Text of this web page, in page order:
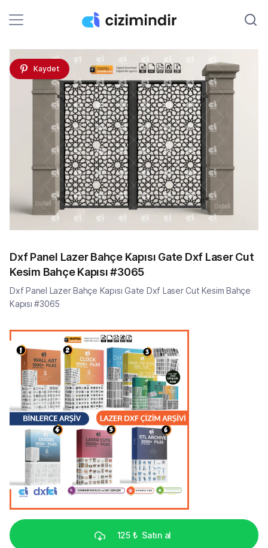
Kaydet
Dxf Panel Lazer Bahçe Kapısı Gate Dxf Laser Cut
Kesim Bahçe Kapısı #3065
Dxf Panel Lazer Bahçe Kapısı Gate Dxf Laser Cut Kesim Bahçe
Kapısı #3065
125 ₺ Satın al